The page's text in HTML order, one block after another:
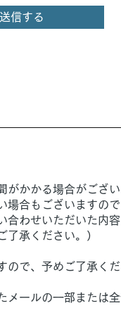
送信する
かかる場合がござい
合もございますの
わせいただいた内
承ください。）
で、予めご了承くだ
ールの一部または